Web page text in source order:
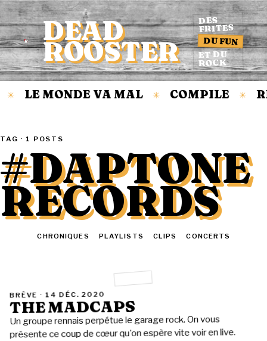
Accueil
DEAD
ROOSTER
DES
FRITES
DU FUN
ET DU
ROCK
✳ LE MONDE VA MAL ✳ COMPILE ✳
TAG · 1 POSTS
#DAPTONE
RECORDS
CHRONIQUES PLAYLISTS CLIPS CONCERTS
BRÈVE · 14 DÉC. 2020
THE MADCAPS
Un groupe rennais perpétue le garage rock. On vous
présente ce coup de cœur qu'on espère vite voir en live.